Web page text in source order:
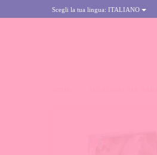
Scegli la tua lingua: ITALIANO